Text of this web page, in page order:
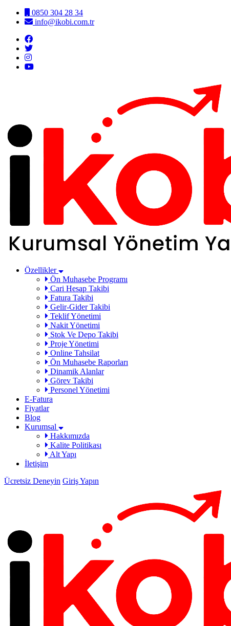
0850 304 28 34
info@ikobi.com.tr
Özellikler
Ön Muhasebe Programı
Cari Hesap Takibi
Fatura Takibi
Gelir-Gider Takibi
Teklif Yönetimi
Nakit Yönetimi
Stok Ve Depo Takibi
Proje Yönetimi
Online Tahsilat
Ön Muhasebe Raporları
Dinamik Alanlar
Görev Takibi
Personel Yönetimi
E-Fatura
Fiyatlar
Blog
Kurumsal
Hakkımızda
Kalite Politikası
Alt Yapı
İletişim
Ücretsiz Deneyin Giriş Yapın